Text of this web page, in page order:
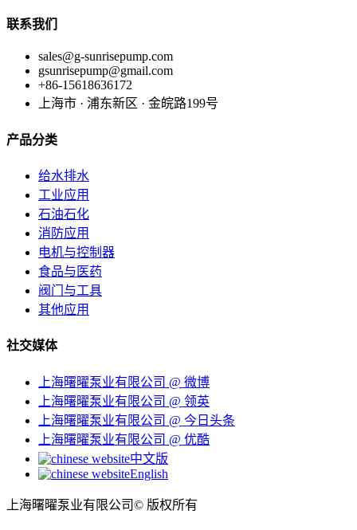
联系我们
sales@g-sunrisepump.com
gsunrisepump@gmail.com
+86-15618636172
上海市 · 浦东新区 · 金皖路199号
产品分类
给水排水
工业应用
石油石化
消防应用
电机与控制器
食品与医药
阀门与工具
其他应用
社交媒体
上海曙曜泵业有限公司 @ 微博
上海曙曜泵业有限公司 @ 领英
上海曙曜泵业有限公司 @ 今日头条
上海曙曜泵业有限公司 @ 优酷
中文版
English
上海曙曜泵业有限公司© 版权所有